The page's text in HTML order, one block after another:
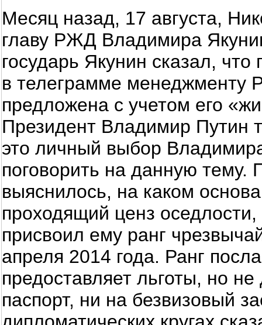
Месяц назад, 17 августа,
главу РЖД Владимира
государь Якунин сказал,
в телеграмме менеджменту
предложена с учетом его
Президент Владимир Путин
это личный выбор
поговорить на данную тему.
выяснилось, на каком
проходящий ценз
присвоил ему ранг
апреля 2014 года. Ранг
предоставляет льготы, но
паспорт, ни на безвизовый